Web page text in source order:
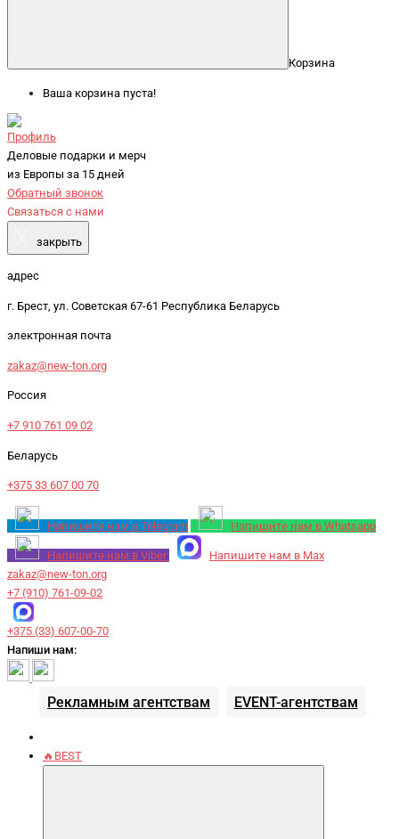
Корзина
Ваша корзина пуста!
Профиль
Деловые подарки и мерч
из Европы за 15 дней
Обратный звонок
Связаться с нами
закрыть
адрес
г. Брест, ул. Советская 67-61 Республика Беларусь
электронная почта
zakaz@new-ton.org
Россия
+7 910 761 09 02
Беларусь
+375 33 607 00 70
Напишите нам в Telegram Напишите нам в Whatsapp
Напишите нам в Viber
Напишите нам в Max
zakaz@new-ton.org
+7 (910) 761-09-02
+375 (33) 607-00-70
Напиши нам:
Рекламным агентствам EVENT-агентствам
🔥BEST